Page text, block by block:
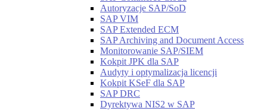
Autoryzacje SAP/SoD
SAP VIM
SAP Extended ECM
SAP Archiving and Document Access
Monitorowanie SAP/SIEM
Kokpit JPK dla SAP
Audyty i optymalizacja licencji
Kokpit KSeF dla SAP
SAP DRC
Dyrektywa NIS2 w SAP